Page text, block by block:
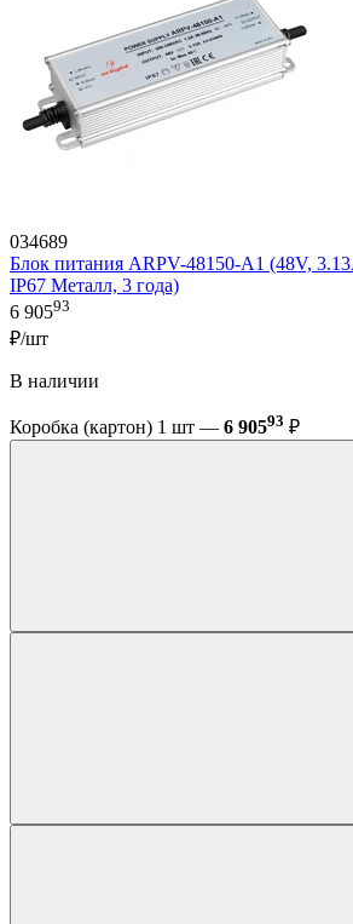
034689
Блок питания ARPV-48150-A1 (48V,
IP67 Металл, 3 года)
6 90593
₽/шт
В наличии
Коробка (картон) 1 шт — 6 90593 ₽